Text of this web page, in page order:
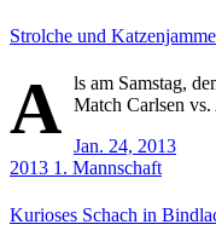
Strolche und
A ls am Samstag,
Match Carlsen
Jan. 24, 2013
2013 1. Mannschaft
Kurioses Schach in